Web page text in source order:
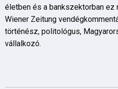
életben és a bankszektorban ez
Wiener Zeitung
történész, politológus,
vállalkozó.